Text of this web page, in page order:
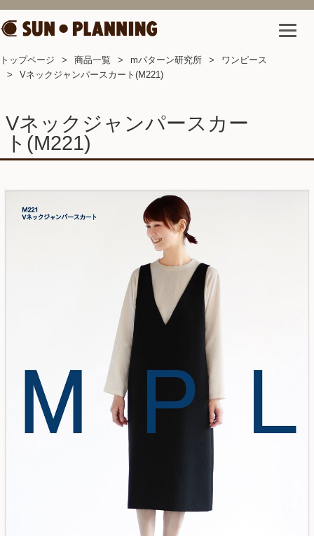
トップページ 商品一覧 mパターン研究所
ワンピース
Vネックジャンパースカート(M221)
Vネックジャンパースカー
ト(M221)